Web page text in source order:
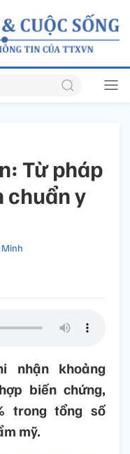
Từ pháp
chuẩn y
Minh
nhận khoảng
biến chứng,
trong tổng số
mỹ.